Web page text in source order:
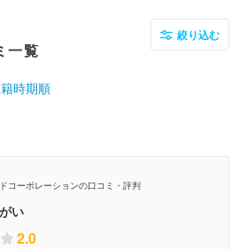
一覧
絞り込む
時期順
コーポレーションの口コミ・評判
い
2.0